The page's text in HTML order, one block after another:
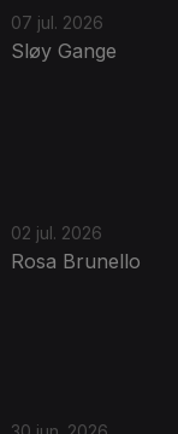
07 jul. 2026
Sløy Gange
02 jul. 2026
Rosa Brunello